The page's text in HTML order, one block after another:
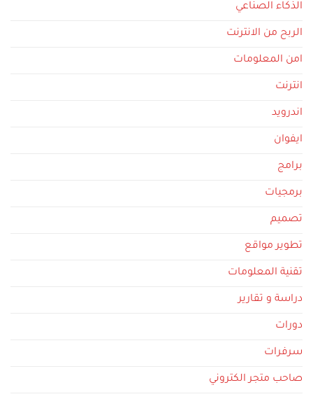
الذكاء الصناعي
الربح من الانترنت
امن المعلومات
انترنت
اندرويد
ايفوان
برامج
برمجيات
تصميم
تطوير مواقع
تقنية المعلومات
دراسة و تقارير
دورات
سرفرات
صاحب متجر الكتروني